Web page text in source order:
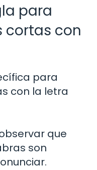
para
cortas con
para
con la letra
que
son